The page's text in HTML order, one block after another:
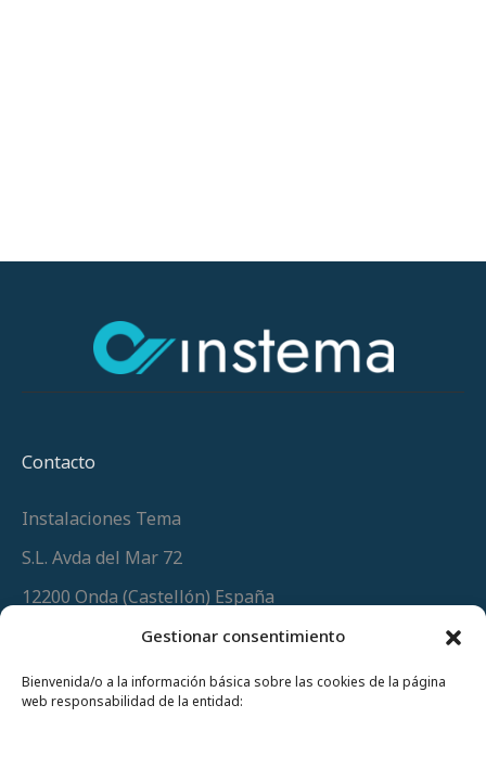
Gestionar consentimiento
Bienvenida/o a la información básica sobre las cookies de la página
web responsabilidad de la entidad:
Contacto
Instalaciones Tema
S.L. Avda del Mar 72
12200 Onda (Castellón) España
(+34) 964 60 34 34
Urgencias y whatsapp649 406 493